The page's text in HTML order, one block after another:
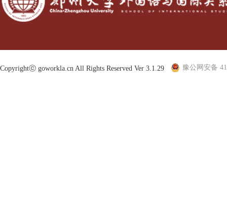
Copyrightⓒ goworkla.cn All Rights Reserved Ver 3.1.29 豫公网安备